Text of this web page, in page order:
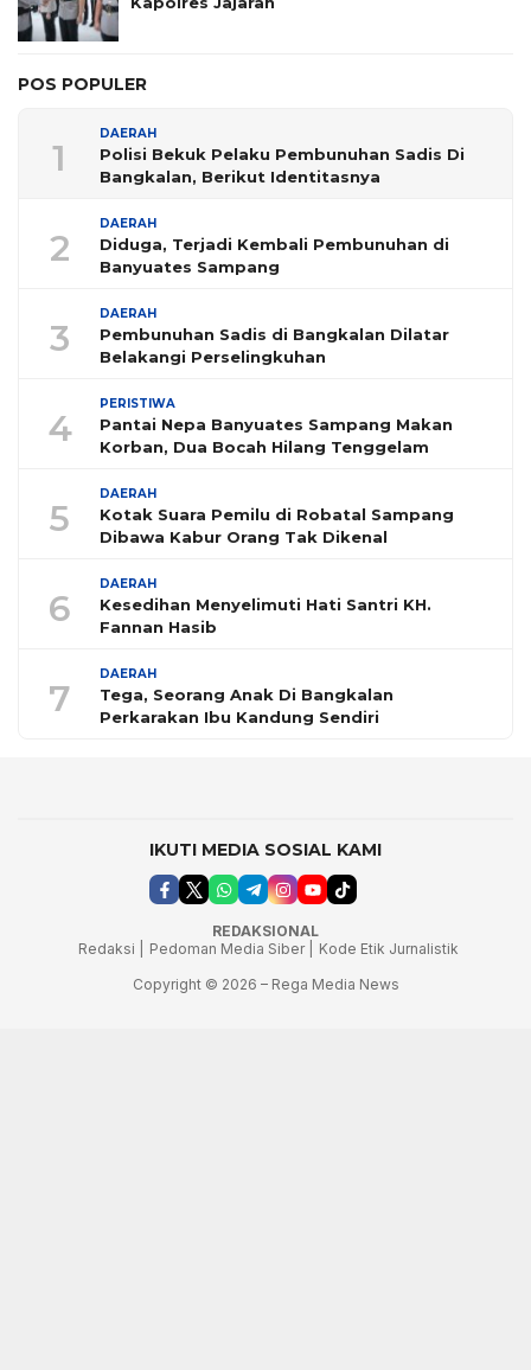
POS POPULER
1
DAERAH
Polisi Bekuk Pelaku Pembunuhan Sadis Di
Bangkalan, Berikut Identitasnya
2
DAERAH
Diduga, Terjadi Kembali Pembunuhan di
Banyuates Sampang
3
DAERAH
Pembunuhan Sadis di Bangkalan Dilatar
Belakangi Perselingkuhan
4
PERISTIWA
Pantai Nepa Banyuates Sampang Makan
Korban, Dua Bocah Hilang Tenggelam
5
DAERAH
Kotak Suara Pemilu di Robatal Sampang
Dibawa Kabur Orang Tak Dikenal
6
DAERAH
Kesedihan Menyelimuti Hati Santri KH.
Fannan Hasib
7
DAERAH
Tega, Seorang Anak Di Bangkalan
Perkarakan Ibu Kandung Sendiri
IKUTI MEDIA SOSIAL KAMI
REDAKSIONAL
Redaksi |
Pedoman Media Siber |
Kode Etik Jurnalistik
Copyright © 2026 – Rega Media News